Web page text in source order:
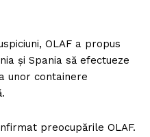
OLAF a propus
și Spania să efectueze
unor containere
preocupările OLAF.